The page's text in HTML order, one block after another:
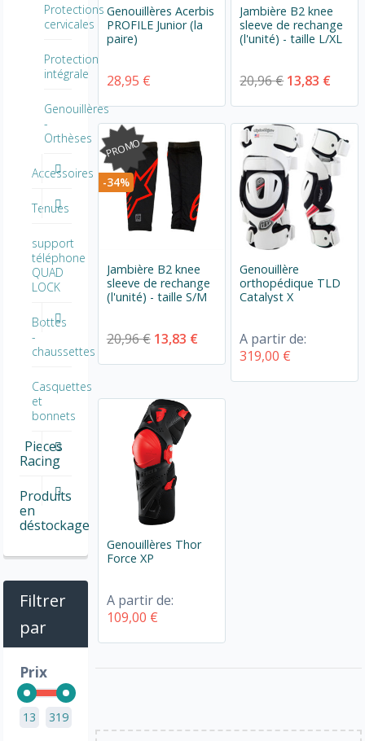
Genouillères Acerbis
PROFILE Junior (la
paire)
28,95 €
Jambière B2 knee
sleeve de rechange
(l'unité) - taille L/XL
20,96 € 13,83 €
PROMO
-34%
Jambière B2 knee
sleeve de rechange
(l'unité) - taille S/M
20,96 € 13,83 €
Genouillère
orthopédique TLD
Catalyst X
A partir de:
319,00 €
Genouillères Thor
Force XP
A partir de:
109,00 €
Protections
cervicales
Protection
intégrale
Genouillères
-
Orthèses
Accessoires
Tenues
support
téléphone
QUAD
LOCK
Bottes
-
chaussettes
Casquettes
et
bonnets
Pieces
Racing
Produits
en
déstockage
Filtrer
par
Prix
13 319